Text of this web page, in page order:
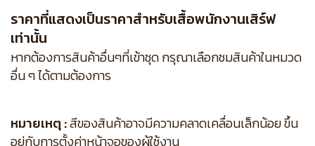
ราคาที่แสดงเป็นราคาสำหรับเสื้อพนักงานเสิร์ฟ
เท่านั้น
หากต้องการสินค้าอื่นๆที่เข้าชุด กรุณาเลือกชมสินค้าในหมวด
อื่น ๆ ได้ตามต้องการ
หมายเหตุ :สีของสินค้าอาจมีความคลาดเคลื่อนเล็กน้อย ขึ้น
อยู่กับการตั้งค่าหน้าจอของผู้ใช้งาน